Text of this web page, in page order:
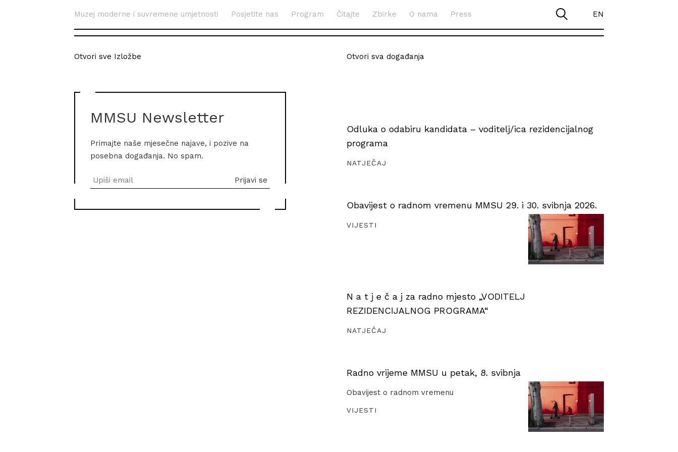
Muzej moderne i suvremene umjetnosti Posjetite nas Program Čitajte Zbirke O nama Press EN
Otvori sve Izložbe
MMSU Newsletter
Primajte naše mjesečne najave, i pozive na
posebna događanja. No spam.
Otvori sva događanja
Odluka o odabiru kandidata – voditelj/ica rezidencijalnog
programa
NATJEČAJ
Obavijest o radnom vremenu MMSU 29. i 30. svibnja 2026.
VIJESTI
N a t j e č a j za radno mjesto „VODITELJ
REZIDENCIJALNOG PROGRAMA“
NATJEČAJ
Radno vrijeme MMSU u petak, 8. svibnja
Obavijest o radnom vremenu
VIJESTI